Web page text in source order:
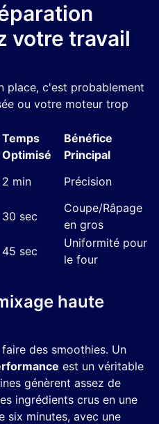
votre travail
place, c'est probablement
ou votre moteur trop
Temps
Optimisé
Bénéfice
Principal
2 min
Précision
30 sec
Coupe/Râpage
en gros
45 sec
Uniformité pour
le four
haute
des smoothies. Un
est un véritable
génèrent assez de
ingrédients crus en une
six minutes, avec une